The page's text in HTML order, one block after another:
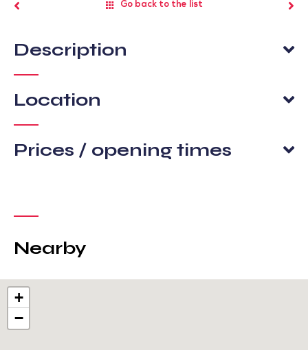
Go back to the list
Description
Location
Prices / opening times
Nearby
+
−